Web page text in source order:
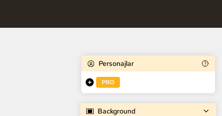
Personajlar
PRO
Background